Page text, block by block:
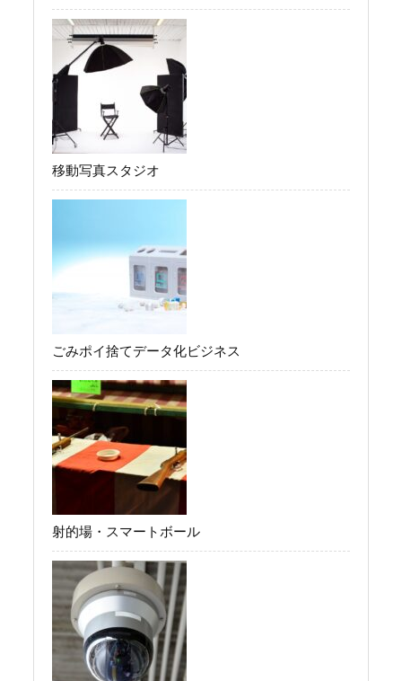
移動写真スタジオ
ごみポイ捨てデータ化ビジネス
射的場・スマートボール